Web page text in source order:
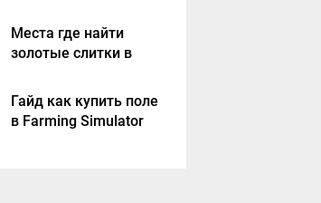
Места где найти
золотые слитки в
2017?
Гайд как купить поле
в Farming Simulator